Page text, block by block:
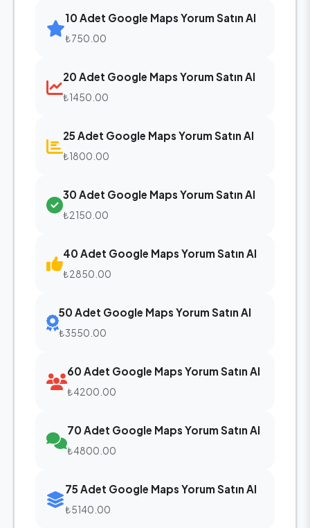
10 Adet Google Maps Yorum Satın Al
₺750.00
20 Adet Google Maps Yorum Satın Al
₺1450.00
25 Adet Google Maps Yorum Satın Al
₺1800.00
30 Adet Google Maps Yorum Satın Al
₺2150.00
40 Adet Google Maps Yorum Satın Al
₺2850.00
50 Adet Google Maps Yorum Satın Al
₺3550.00
60 Adet Google Maps Yorum Satın Al
₺4200.00
70 Adet Google Maps Yorum Satın Al
₺4800.00
75 Adet Google Maps Yorum Satın Al
₺5140.00